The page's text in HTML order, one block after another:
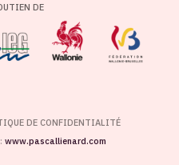
DE
DE CONFIDENTIALITÉ
:www.pascallienard.com